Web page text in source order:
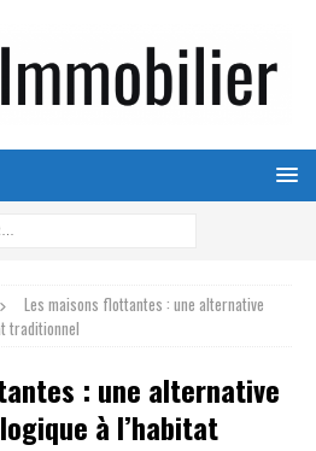
Les maisons flottantes : une alternative
traditionnel
: une alternative
à l’habitat